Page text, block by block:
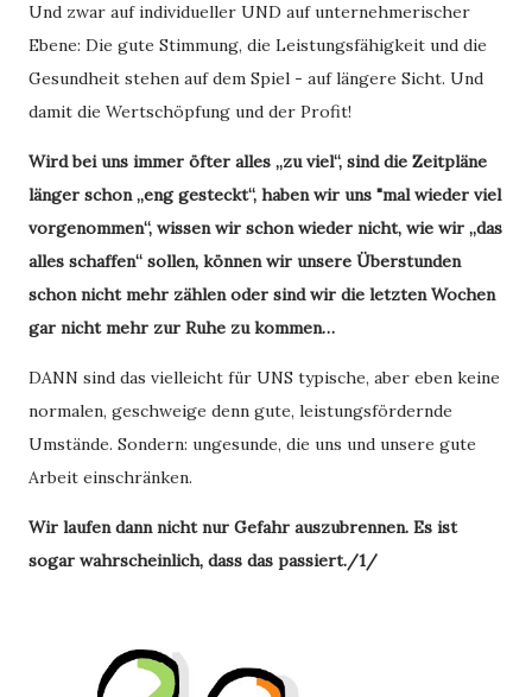
Und zwar auf individueller UND auf unternehmerischer
Ebene: Die gute Stimmung, die Leistungsfähigkeit und die
Gesundheit stehen auf dem Spiel - auf längere Sicht. Und
damit die Wertschöpfung und der Profit!
Wird bei uns immer öfter alles „zu viel“, sind die Zeitpläne
länger schon „eng gesteckt“, haben wir uns "mal wieder viel
vorgenommen“, wissen wir schon wieder nicht, wie wir „das
alles schaffen“ sollen, können wir unsere Überstunden
schon nicht mehr zählen oder sind wir die letzten Wochen
gar nicht mehr zur Ruhe zu kommen…
DANN sind das vielleicht für UNS typische, aber eben keine
normalen, geschweige denn gute, leistungsfördernde
Umstände. Sondern: ungesunde, die uns und unsere gute
Arbeit einschränken.
Wir laufen dann nicht nur Gefahr auszubrennen. Es ist
sogar wahrscheinlich, dass das passiert./1/